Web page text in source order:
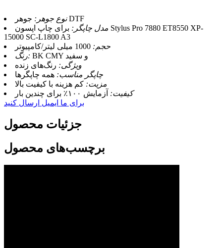
نوع جوهر:جوهر DTF
مدل چاپگر: برای چاپ اپسون Stylus Pro 7880 ET8550 XP-
15000 SC-L1800 A3
حجم: 1000 میلی لیتر/کامپیوتر
رنگ:
BK CMY و سفید
ویژگی: رنگ‌های زنده
چاپگر مناسب: همه چاپگرها
مزیت: کم هزینه با کیفیت بالا
کیفیت: آزمایش ۱۰۰٪ برای چندین بار
برای ما ایمیل ارسال کنید
جزئیات محصول
برچسب‌های محصول